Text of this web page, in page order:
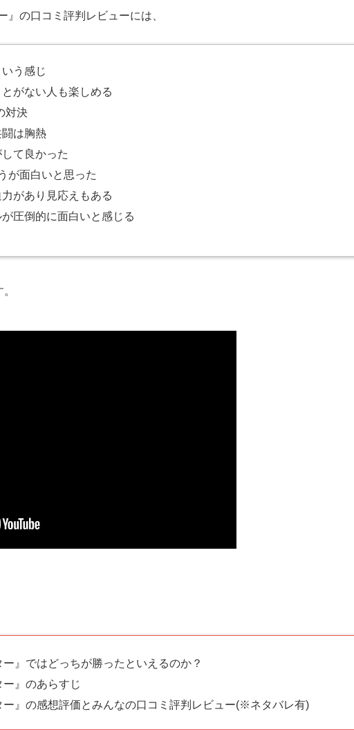
の口コミ評判レビューには、
う感じ
がない人も楽しめる
対決
は胸熱
て良かった
が面白いと思った
があり見応えもある
圧倒的に面白いと感じる
ー』ではどっちが勝ったといえるのか？
ー』のあらすじ
ー』の感想評価とみんなの口コミ評判レビュー(※ネタバレ有)